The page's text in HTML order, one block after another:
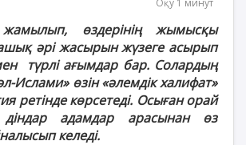
өздерінің жымысқы
әрі жасырын жүзеге асырып
түрлі ағымдар бар. Солардың
Ислами» өзін «әлемдік халифат»
ретінде көрсетеді. Осыған орай
діндар адамдар арасынан өз
келеді.